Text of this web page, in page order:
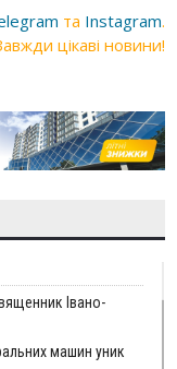
та Instagram.
цікаві новини!
Івано-
машин уник